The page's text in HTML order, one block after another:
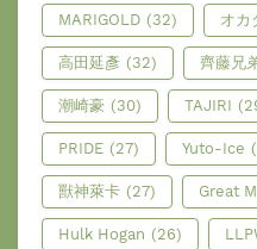
MARIGOLD (32) オカ
高田延彥 (32) 齊藤兄
潮崎豪 (30) TAJIRI
PRIDE (27) Yuto-Ice
獸神萊卡 (27) Great
Hulk Hogan (26)